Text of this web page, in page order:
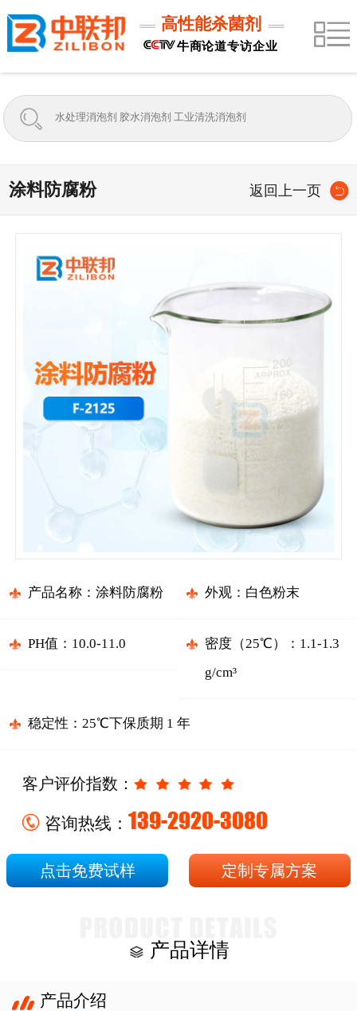
高性能杀菌剂
牛商论道专访企业
涂料防腐粉 返回上一页
产品名称：涂料防腐粉 外观：白色粉末
PH值：10.0-11.0
密度（25℃）：1.1-1.3
g/cm³
稳定性：25℃下保质期 1 年
客户评价指数：
咨询热线： 139-2920-3080
点击免费试样 定制专属方案
产品详情
产品介绍